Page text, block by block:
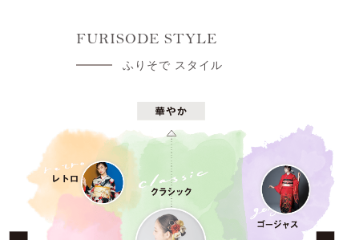
FURISODE STYLE
ふりそで スタイル